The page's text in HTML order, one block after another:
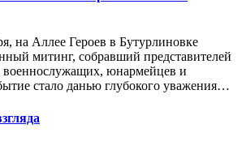
на Аллее Героев в Бутурлиновке
митинг, собравший представителей
военнослужащих, юнармейцев и
стало данью глубокого уважения…